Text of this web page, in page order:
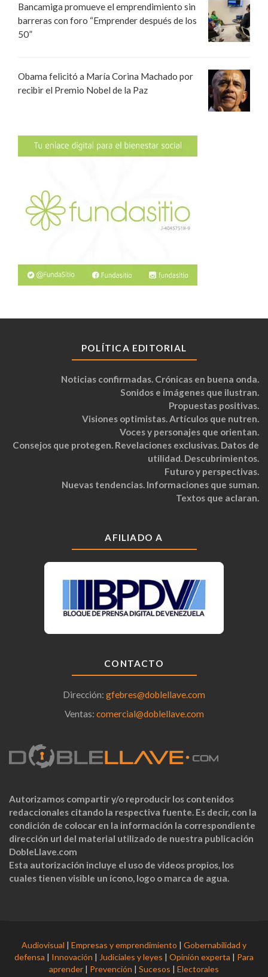
Bancamiga promueve el emprendimiento sin
barreras con foro “Emprender después de los
50”
Obama felicitó a María Corina Machado por
recibir el Premio Nobel de la Paz
POLÍTICA EDITORIAL
Noticias confirmadas. Crónicas en buena onda.
Sonidos e imágenes que ilustran.
Propuestas positivas.
Visiones optimistas. Artículos que nutren.
Voces y personajes que orientan.
Consejos que protegen. Revelaciones exclusivas. Datos de
utilidad. Descubrimientos.
Futuro y perspectivas.
Nuevas tendencias. Informaciones que suman.
Textos que aclaran.
AFILIADO A
CONTACTO
Dirección: gfebres@doblellave.com
Ventas: comercial@doblellave.com
Autorizamos compartir y/o reproducir los contenidos
redaccionales citando la respectiva fuente. Es decir, con la
condición de colocar en la información la correspondiente
dirección url del material utilizado de nuestra publicación
DobleLlave.com
Esta autorización incluye el uso de videos propios, los
cuales tienen visible un ícono, logo o marca de agua.
Audiovisual | Empresas y emprendimiento | Gobernabilidad y
defensa | Innovación | Judiciales y leyes | Opinión experta | Para
aprender | Prevención | Sucesos | Electorales